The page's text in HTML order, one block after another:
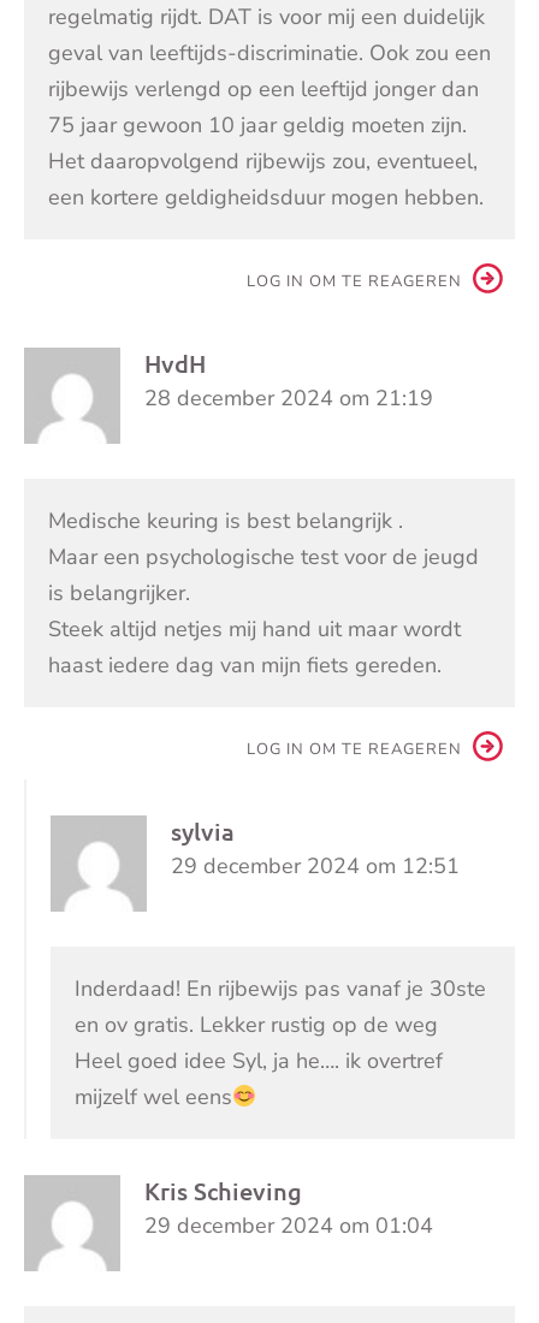
regelmatig rijdt. DAT is voor mij een duidelijk
geval van leeftijds-discriminatie. Ook zou een
rijbewijs verlengd op een leeftijd jonger dan
75 jaar gewoon 10 jaar geldig moeten zijn.
Het daaropvolgend rijbewijs zou, eventueel,
een kortere geldigheidsduur mogen hebben.
LOG IN OM TE REAGEREN
HvdH
28 december 2024 om 21:19
Medische keuring is best belangrijk .
Maar een psychologische test voor de jeugd
is belangrijker.
Steek altijd netjes mij hand uit maar wordt
haast iedere dag van mijn fiets gereden.
LOG IN OM TE REAGEREN
sylvia
29 december 2024 om 12:51
Inderdaad! En rijbewijs pas vanaf je 30ste
en ov gratis. Lekker rustig op de weg
Heel goed idee Syl, ja he…. ik overtref
mijzelf wel eens
Kris Schieving
29 december 2024 om 01:04